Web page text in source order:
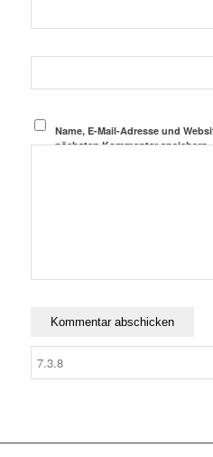
Name, E-Mail-Adresse und
nächsten Kommentar speichern.